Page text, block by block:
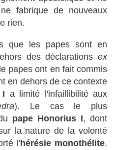
fabrique de nouveaux
rien.
que les papes sont en
des déclarations ex
papes ont en fait commis
en dehors de ce contexte
I a limité l'infaillibilité aux
). Le cas le plus
pape Honorius I, dont
la nature de la volonté
l'hérésie monothélite.